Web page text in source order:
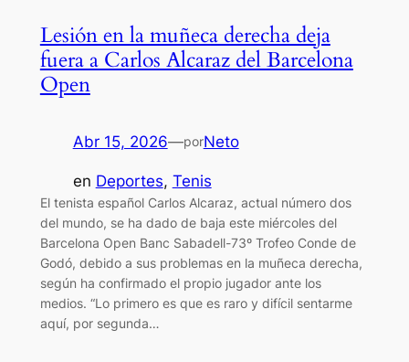
Lesión en la muñeca derecha deja
fuera a Carlos Alcaraz del Barcelona
Open
Abr 15, 2026—porNeto
en Deportes, Tenis
El tenista español Carlos Alcaraz, actual número dos
del mundo, se ha dado de baja este miércoles del
Barcelona Open Banc Sabadell-73º Trofeo Conde de
Godó, debido a sus problemas en la muñeca derecha,
según ha confirmado el propio jugador ante los
medios. “Lo primero es que es raro y difícil sentarme
aquí, por segunda…